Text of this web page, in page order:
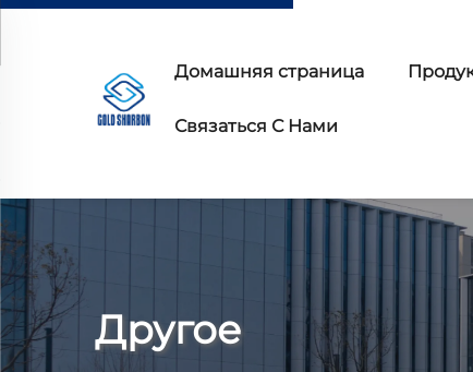
Домашняя страница
Связаться С Нами
Другое